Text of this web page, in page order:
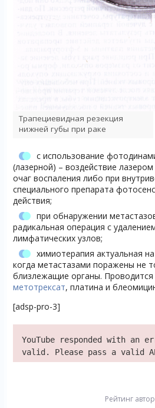
Трапециевидная резекция
нижней губы при раке
с использование
(лазерной) – воздействие
очаг воспаления либо при
специального препарата
действия;
при обнаружении
радикальная операция с
лимфатических узлов;
химиотерапия актуальная
когда метастазами поражены не
близлежащие органы. Проводится
метотрексат, платина и
[adsp-pro-3]
YouTube responded with an
valid. Please pass a valid
Рейтинг